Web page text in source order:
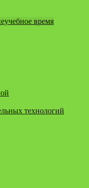
время
технологий